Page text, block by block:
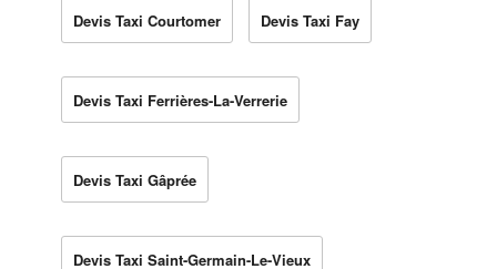
Devis Taxi Courtomer Devis Taxi Fay
Devis Taxi Ferrières-La-Verrerie
Devis Taxi Gâprée
Devis Taxi Saint-Germain-Le-Vieux